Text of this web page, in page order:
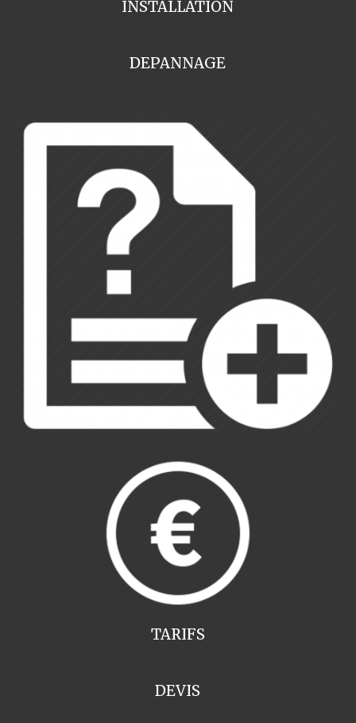
INSTALLATION
DEPANNAGE
TARIFS
DEVIS